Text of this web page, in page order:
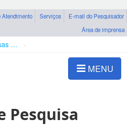
Atendimento Serviços
E-mail do Pesquisador
Área de imprensa
Bolsas e Auxílios Vigentes
MENU
Pesquisa